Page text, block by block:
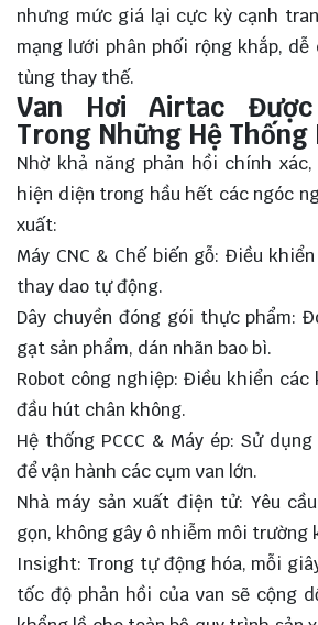
nhưng mức giá lại cực kỳ cạnh
mạng lưới phân phối rộng khắp,
tùng thay thế.
Van Hơi Airtac
Trong Những Hệ Thống
Nhờ khả năng phản hồi chính xác,
hiện diện trong hầu hết các ngóc
xuất:
Máy CNC & Chế biến gỗ: Điều
thay dao tự động.
Dây chuyền đóng gói thực phẩm:
gạt sản phẩm, dán nhãn bao bì.
Robot công nghiệp: Điều khiển các
đầu hút chân không.
Hệ thống PCCC & Máy ép: Sử
để vận hành các cụm van lớn.
Nhà máy sản xuất điện tử: Yêu
gọn, không gây ô nhiễm môi trường
Insight: Trong tự động hóa, mỗi
tốc độ phản hồi của van sẽ cộng